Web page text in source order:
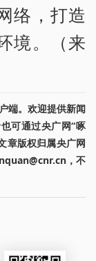
络，打造
境。（来
端。欢迎提供新闻
可通过央广网“啄
章版权归属央广网
，不